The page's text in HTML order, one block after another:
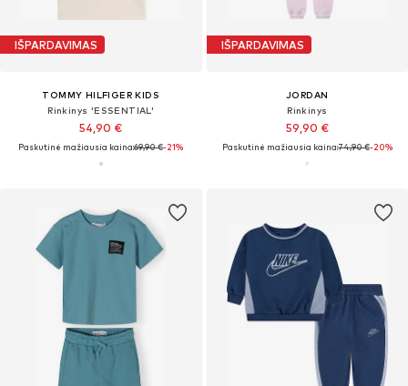
IŠPARDAVIMAS
TOMMY HILFIGER KIDS
Rinkinys 'ESSENTIAL'
54,90 €
Paskutinė mažiausia kaina:69,90 €-21%
IŠPARDAVIMAS
JORDAN
Rinkinys
59,90 €
Paskutinė mažiausia kaina:74,90 €-20%